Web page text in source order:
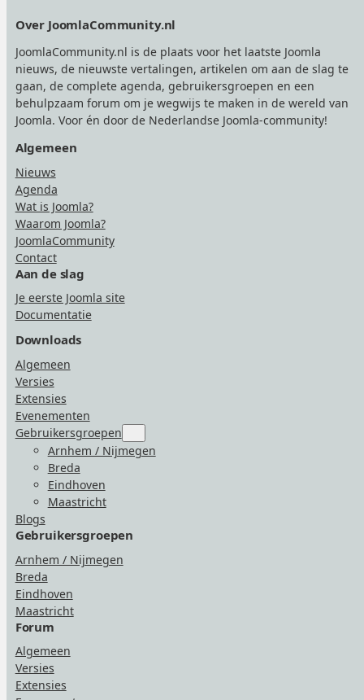
Over JoomlaCommunity.nl
JoomlaCommunity.nl is de plaats voor het laatste Joomla
nieuws, de nieuwste vertalingen, artikelen om aan de slag te
gaan, de complete agenda, gebruikersgroepen en een
behulpzaam forum om je wegwijs te maken in de wereld van
Joomla. Voor én door de Nederlandse Joomla-community!
Algemeen
Nieuws
Agenda
Wat is Joomla?
Waarom Joomla?
JoomlaCommunity
Contact
Aan de slag
Je eerste Joomla site
Documentatie
Downloads
Algemeen
Versies
Extensies
Evenementen
Gebruikersgroepen
for
“Gebruikersgroepen”
Arnhem / Nijmegen
Breda
Eindhoven
Maastricht
Blogs
Gebruikersgroepen
Arnhem / Nijmegen
Breda
Eindhoven
Maastricht
Forum
Algemeen
Versies
Extensies